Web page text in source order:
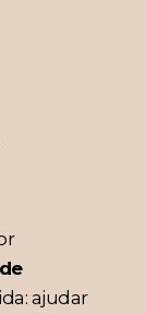
ajudar